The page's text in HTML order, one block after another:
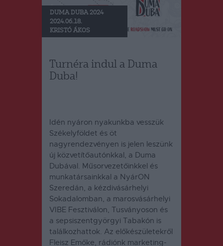
DUMA DUBA 2024
2024.06.18.
KRISTÓ ÁKOS
Turnéra indul a Duma
Duba!
Idén nyáron nyakunkba vesszük
Székelyföldet és öt
nagyrendezvényen is jelen leszünk
új közvetítőautónkkal, a Duma
Dubával. Műsorvezetőinkkel és
munkatársainkkal a NyárON
Szeredán, a kézdivásárhelyi
Sokadalomban, a marosvásárhelyi
VIBE Fesztiválon, Tusványoson és
a sepsiszentgyörgyi Tabakón is
találkozhattok. Az előkészületekről
Fleisz Emőke, rádiónk marketing-